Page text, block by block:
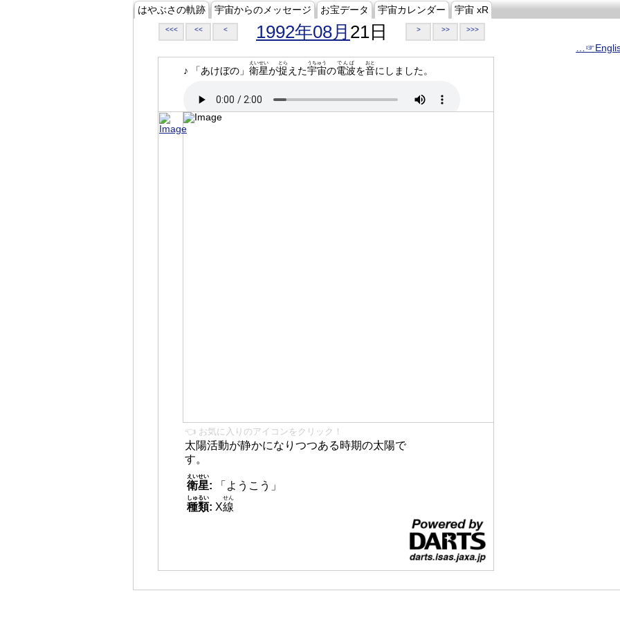
はやぶさの軌跡 宇宙からのメッセージ お宝データ 宇宙カレンダー 宇宙 xR
<<< << < 1992年08月 21日 > >> >>>
♪ 「あけぼの」 衛星
えいせい
が捉
とら
えた宇宙
うちゅう
の電波
でんぱ
を音
おと
にしました。
👈 お気に入りのアイコンをクリック！
太陽活動が静かになりつつある時期の太陽で
す。
衛星
えいせい
:
「ようこう」
種類
しゅるい
: X線
せん